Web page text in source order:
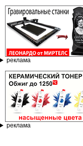
реклама
реклама